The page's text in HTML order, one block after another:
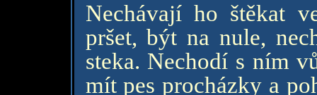
Nechávají ho štěkat
pršet, být na nule,
steka. Nechodí s ním
mít pes procházky a